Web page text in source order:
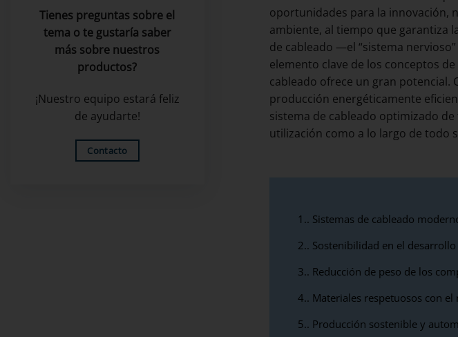
Tienes preguntas sobre el
tema o te gustaría saber
más sobre nuestros
productos?
¡Nuestro equipo estará feliz
de ayudarte!
Contacto
oportunidades para la innovación,
ambiente, al tiempo que garantiza
de cableado —el “sistema
elemento clave de los conceptos
cableado ofrece un gran potencial.
producción energéticamente
sistema de cableado optimizado
utilización como a lo largo de todo
1. Sistemas de cableado
2. Sostenibilidad en el
3. Reducción de peso de los
4. Materiales respetuosos con
5. Producción sostenible y